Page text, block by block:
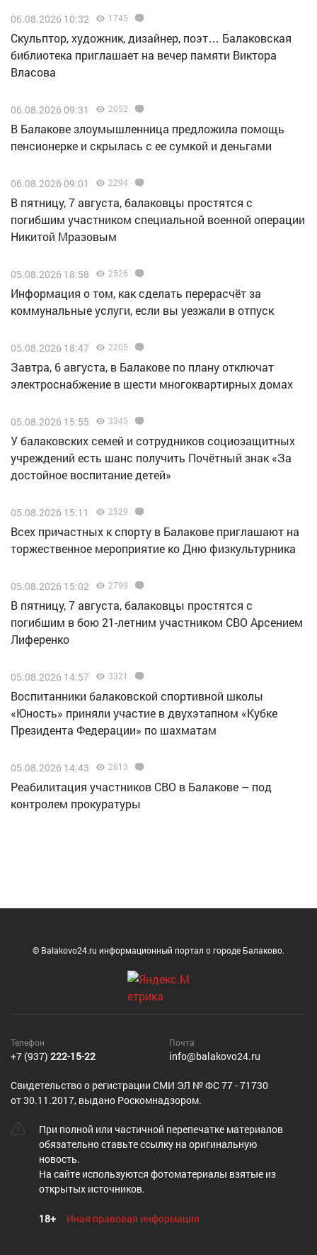
06.08.2026 10:32 1745
Скульптор, художник, дизайнер, поэт… Балаковская
библиотека приглашает на вечер памяти Виктора
Власова
06.08.2026 09:31 2052
В Балакове злоумышленница предложила помощь
пенсионерке и скрылась с ее сумкой и деньгами
06.08.2026 09:01 2294
В пятницу, 7 августа, балаковцы простятся с
погибшим участником специальной военной операции
Никитой Мразовым
05.08.2026 18:58 2526
Информация о том, как сделать перерасчёт за
коммунальные услуги, если вы уезжали в отпуск
05.08.2026 18:47 2205
Завтра, 6 августа, в Балакове по плану отключат
электроснабжение в шести многоквартирных домах
05.08.2026 15:55 3345
У балаковских семей и сотрудников социозащитных
учреждений есть шанс получить Почётный знак «За
достойное воспитание детей»
05.08.2026 15:11 2529
Всех причастных к спорту в Балакове приглашают на
торжественное мероприятие ко Дню физкультурника
05.08.2026 15:02 2799
В пятницу, 7 августа, балаковцы простятся с
погибшим в бою 21-летним участником СВО Арсением
Лиференко
05.08.2026 14:57 3321
Воспитанники балаковской спортивной школы
«Юность» приняли участие в двухэтапном «Кубке
Президента Федерации» по шахматам
05.08.2026 14:43 2613
Реабилитация участников СВО в Балакове – под
контролем прокуратуры
© Balakovo24.ru информационный портал о городе Балаково.
Телефон
+7 (937) 222-15-22
Почта
info@balakovo24.ru
Cвидетельство о регистрации СМИ ЭЛ № ФС 77 - 71730
от 30.11.2017, выдано Роскомнадзором.
При полной или частичной перепечатке материалов
обязательно ставьте ссылку на оригинальную
новость.
На сайте используются фотоматериалы взятые из
открытых источников.
18+ Иная правовая информация